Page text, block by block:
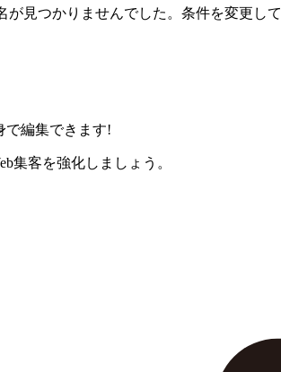
が見つかりませんでした。条件を変更し
で編集できます!
集客を強化しましょう。